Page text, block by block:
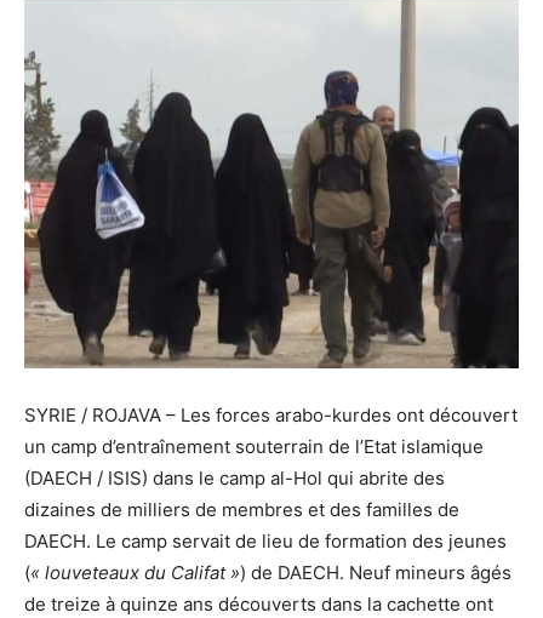
SYRIE / ROJAVA – Les forces arabo-kurdes ont découvert
un camp d’entraînement souterrain de l’Etat islamique
(DAECH / ISIS) dans le camp al-Hol qui abrite des
dizaines de milliers de membres et des familles de
DAECH. Le camp servait de lieu de formation des jeunes
(« louveteaux du Califat ») de DAECH. Neuf mineurs âgés
de treize à quinze ans découverts dans la cachette ont